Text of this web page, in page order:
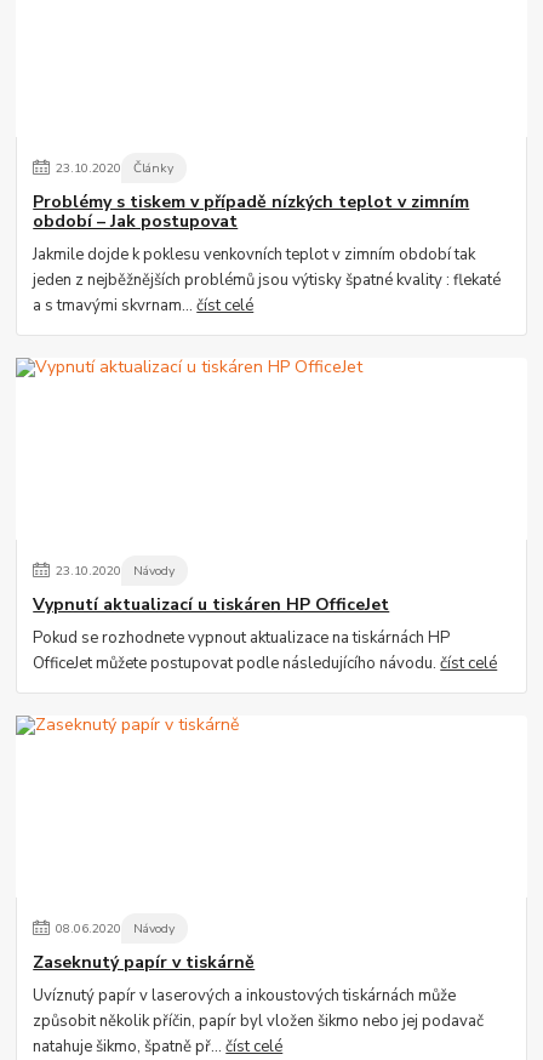
23.10.2020 Články
Problémy s tiskem v případě nízkých teplot v zimním
období – Jak postupovat
Jakmile dojde k poklesu venkovních teplot v zimním období tak
jeden z nejběžnějších problémů jsou výtisky špatné kvality : flekaté
a s tmavými skvrnam...číst celé
23.10.2020 Návody
Vypnutí aktualizací u tiskáren HP OfficeJet
Pokud se rozhodnete vypnout aktualizace na tiskárnách HP
OfficeJet můžete postupovat podle následujícího návodu.číst celé
08.06.2020 Návody
Zaseknutý papír v tiskárně
Uvíznutý papír v laserových a inkoustových tiskárnách může
způsobit několik příčin, papír byl vložen šikmo nebo jej podavač
natahuje šikmo, špatně př...číst celé